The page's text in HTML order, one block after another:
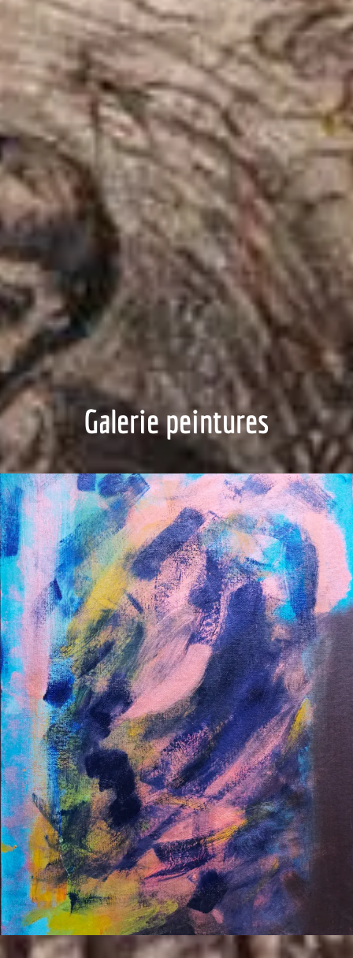
Galerie peintures